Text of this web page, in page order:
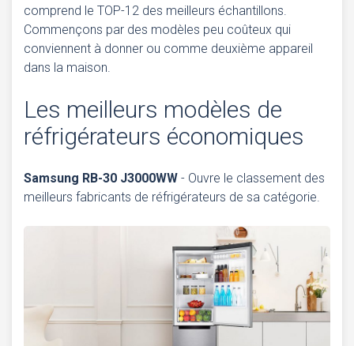
comprend le TOP-12 des meilleurs échantillons.
Commençons par des modèles peu coûteux qui
conviennent à donner ou comme deuxième appareil
dans la maison.
Les meilleurs modèles de
réfrigérateurs économiques
Samsung RB-30 J3000WW - Ouvre le classement des
meilleurs fabricants de réfrigérateurs de sa catégorie.